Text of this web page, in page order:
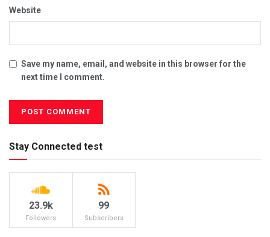
Website
Save my name, email, and website in this browser for the
next time I comment.
Stay Connected test
23.9k
Followers
99
Subscribers